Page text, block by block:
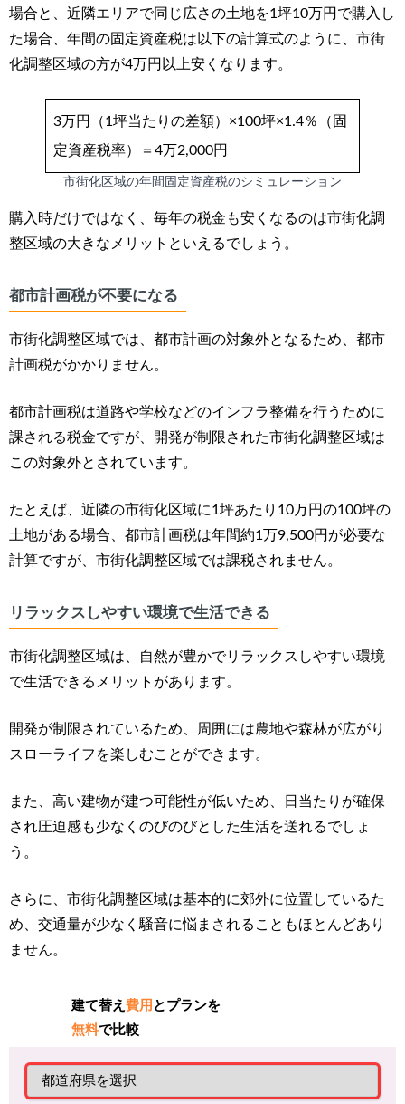
場合と、近隣エリアで同じ広さの土地を1坪10万円で購入し
た場合、年間の固定資産税は以下の計算式のように、市街
化調整区域の方が4万円以上安くなります。
3万円（1坪当たりの差額）×100坪×1.4％（固
定資産税率）＝4万2,000円
市街化区域の年間固定資産税のシミュレーション
購入時だけではなく、毎年の税金も安くなるのは市街化調
整区域の大きなメリットといえるでしょう。
都市計画税が不要になる
市街化調整区域では、都市計画の対象外となるため、都市
計画税がかかりません。
都市計画税は道路や学校などのインフラ整備を行うために
課される税金ですが、開発が制限された市街化調整区域は
この対象外とされています。
たとえば、近隣の市街化区域に1坪あたり10万円の100坪の
土地がある場合、都市計画税は年間約1万9,500円が必要な
計算ですが、市街化調整区域では課税されません。
リラックスしやすい環境で生活できる
市街化調整区域は、自然が豊かでリラックスしやすい環境
で生活できるメリットがあります。
開発が制限されているため、周囲には農地や森林が広がり
スローライフを楽しむことができます。
また、高い建物が建つ可能性が低いため、日当たりが確保
され圧迫感も少なくのびのびとした生活を送れるでしょ
う。
さらに、市街化調整区域は基本的に郊外に位置しているた
め、交通量が少なく騒音に悩まされることもほとんどあり
ません。
建て替え 費用 とプランを
無料で比較